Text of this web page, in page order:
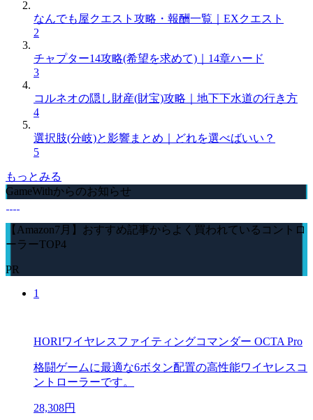
なんでも屋クエスト攻略・報酬一覧｜EXクエスト
2
チャプター14攻略(希望を求めて)｜14章ハード
3
コルネオの隠し財産(財宝)攻略｜地下下水道の行き方
4
選択肢(分岐)と影響まとめ｜どれを選べばいい？
5
もっとみる
GameWithからのお知らせ
【Amazon7月】おすすめ記事からよく買われているコントロ
ーラーTOP4
PR
1
HORIワイヤレスファイティングコマンダー OCTA Pro
格闘ゲームに最適な6ボタン配置の高性能ワイヤレスコ
ントローラーです。
28,308円